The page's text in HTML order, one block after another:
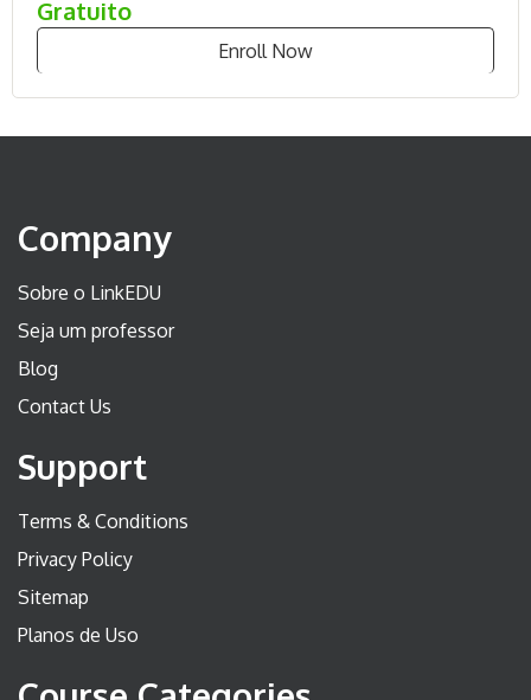
Gratuito
Enroll Now
Company
Sobre o LinkEDU
Seja um professor
Blog
Contact Us
Support
Terms & Conditions
Privacy Policy
Sitemap
Planos de Uso